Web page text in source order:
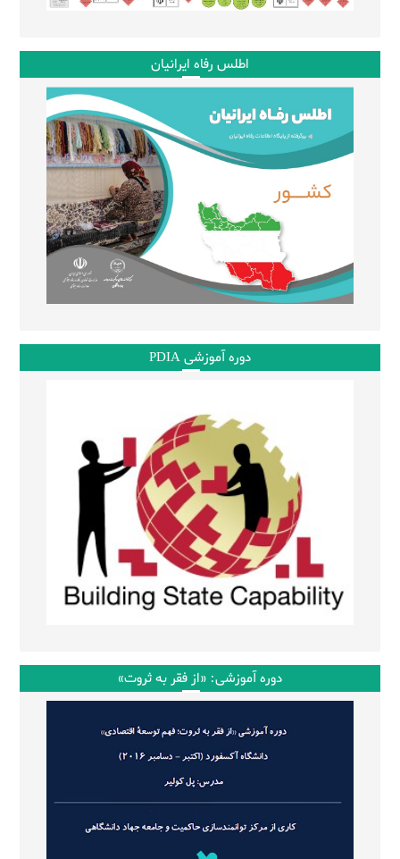
اطلس رفاه ایرانیان
دوره آموزشی PDIA
دوره آموزشی: «از فقر به ثروت»